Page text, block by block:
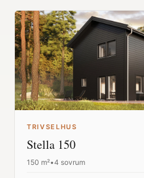
TRIVSELHUS
Stella 150
150 m²•4 sovrum